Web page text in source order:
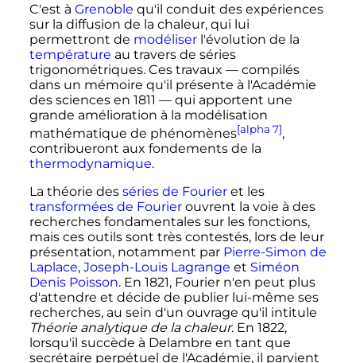
C'est à Grenoble qu'il conduit des expériences
sur la diffusion de la chaleur, qui lui
permettront de modéliserl'évolution de la
température au travers de séries
trigonométriques. Ces travaux — compilés
dans un mémoire qu'il présente à l'Académie
des sciences en 1811 —qui apportent une
grande amélioration à la modélisation
mathématique de phénomènes[alpha 7],
contribueront aux fondements de la
thermodynamique.
La théorie des séries de Fourieret les
transformées de Fourierouvrent la voie à des
recherches fondamentales sur les fonctions,
mais ces outils sont très contestés, lors de leur
présentation, notamment par Pierre-Simon de
Laplace, Joseph-Louis Lagrange et Siméon
Denis Poisson. En 1821, Fourier n'en peut plus
d'attendre et décide de publier lui-même ses
recherches, au sein d'un ouvrage qu'il intitule
Théorie analytique de la chaleur. En 1822,
lorsqu'il succède à Delambre en tant que
secrétaire perpétuel de l'Académie, il parvient